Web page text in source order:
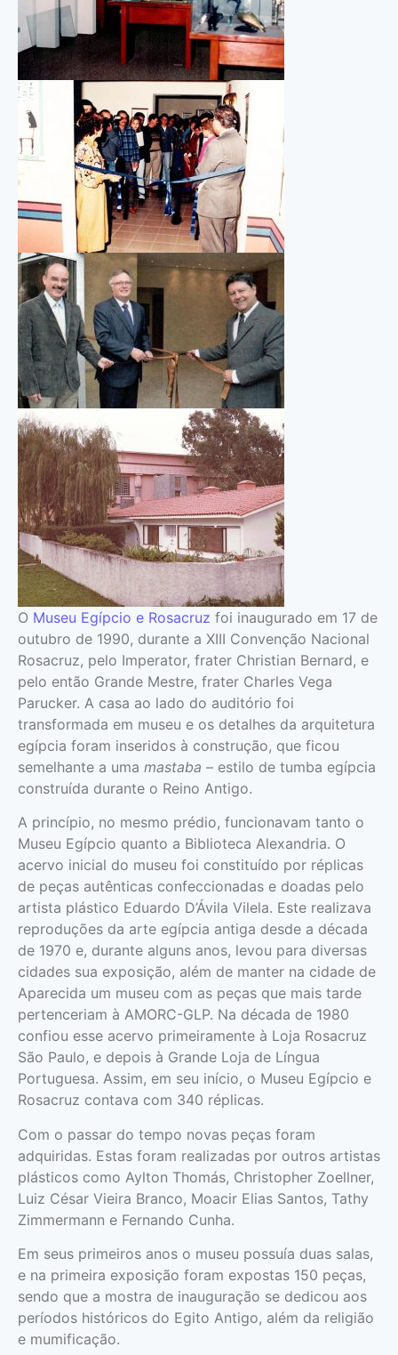
O Museu Egípcio e Rosacruz foi inaugurado em 17 de
outubro de 1990, durante a XIII Convenção Nacional
Rosacruz, pelo Imperator, frater Christian Bernard, e
pelo então Grande Mestre, frater Charles Vega
Parucker. A casa ao lado do auditório foi
transformada em museu e os detalhes da arquitetura
egípcia foram inseridos à construção, que ficou
semelhante a uma mastaba – estilo de tumba egípcia
construída durante o Reino Antigo.
A princípio, no mesmo prédio, funcionavam tanto o
Museu Egípcio quanto a Biblioteca Alexandria. O
acervo inicial do museu foi constituído por réplicas
de peças autênticas confeccionadas e doadas pelo
artista plástico Eduardo D’Ávila Vilela. Este realizava
reproduções da arte egípcia antiga desde a década
de 1970 e, durante alguns anos, levou para diversas
cidades sua exposição, além de manter na cidade de
Aparecida um museu com as peças que mais tarde
pertenceriam à AMORC-GLP. Na década de 1980
confiou esse acervo primeiramente à Loja Rosacruz
São Paulo, e depois à Grande Loja de Língua
Portuguesa. Assim, em seu início, o Museu Egípcio e
Rosacruz contava com 340 réplicas.
Com o passar do tempo novas peças foram
adquiridas. Estas foram realizadas por outros artistas
plásticos como Aylton Thomás, Christopher Zoellner,
Luiz César Vieira Branco, Moacir Elias Santos, Tathy
Zimmermann e Fernando Cunha.
Em seus primeiros anos o museu possuía duas salas,
e na primeira exposição foram expostas 150 peças,
sendo que a mostra de inauguração se dedicou aos
períodos históricos do Egito Antigo, além da religião
e mumificação.